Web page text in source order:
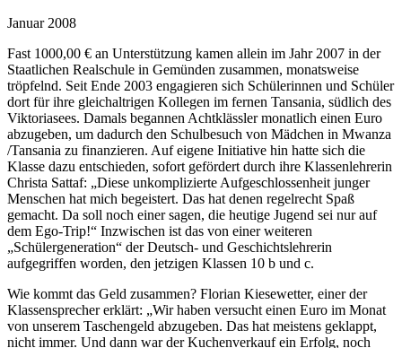
Januar 2008
Fast 1000,00 € an Unterstützung kamen allein im Jahr 2007 in der
Staatlichen Realschule in Gemünden zusammen, monatsweise
tröpfelnd. Seit Ende 2003 engagieren sich Schülerinnen und Schüler
dort für ihre gleichaltrigen Kollegen im fernen Tansania, südlich des
Viktoriasees. Damals begannen Achtklässler monatlich einen Euro
abzugeben, um dadurch den Schulbesuch von Mädchen in Mwanza
/Tansania zu finanzieren. Auf eigene Initiative hin hatte sich die
Klasse dazu entschieden, sofort gefördert durch ihre Klassenlehrerin
Christa Sattaf: „Diese unkomplizierte Aufgeschlossenheit junger
Menschen hat mich begeistert. Das hat denen regelrecht Spaß
gemacht. Da soll noch einer sagen, die heutige Jugend sei nur auf
dem Ego-Trip!“ Inzwischen ist das von einer weiteren
„Schülergeneration“ der Deutsch- und Geschichtslehrerin
aufgegriffen worden, den jetzigen Klassen 10 b und c.
Wie kommt das Geld zusammen? Florian Kiesewetter, einer der
Klassensprecher erklärt: „Wir haben versucht einen Euro im Monat
von unserem Taschengeld abzugeben. Das hat meistens geklappt,
nicht immer. Und dann war der Kuchenverkauf ein Erfolg, noch